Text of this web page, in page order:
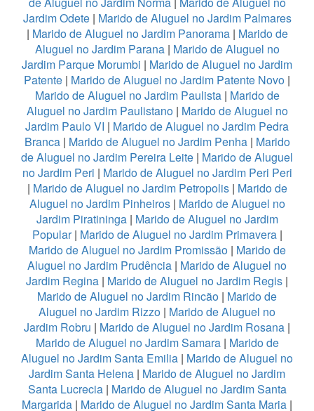
Jardim Odete| Marido de Aluguel no Jardim Palmares
| Marido de Aluguel no Jardim Panorama| Marido de
Aluguel no Jardim Parana| Marido de Aluguel no
Jardim Parque Morumbi | Marido de Aluguel no Jardim
Patente | Marido de Aluguel no Jardim Patente Novo |
Marido de Aluguel no Jardim Paulista| Marido de
Aluguel no Jardim Paulistano| Marido de Aluguel no
Jardim Paulo VI | Marido de Aluguel no Jardim Pedra
Branca| Marido de Aluguel no Jardim Penha| Marido
de Aluguel no Jardim Pereira Leite | Marido de Aluguel
no Jardim Peri | Marido de Aluguel no Jardim Peri Peri
| Marido de Aluguel no Jardim Petropolis| Marido de
Aluguel no Jardim Pinheiros| Marido de Aluguel no
Jardim Piratininga| Marido de Aluguel no Jardim
Popular| Marido de Aluguel no Jardim Primavera|
Marido de Aluguel no Jardim Promissão| Marido de
Aluguel no Jardim Prudência | Marido de Aluguel no
Jardim Regina | Marido de Aluguel no Jardim Regis |
Marido de Aluguel no Jardim Rincão | Marido de
Aluguel no Jardim Rizzo | Marido de Aluguel no
Jardim Robru | Marido de Aluguel no Jardim Rosana |
Marido de Aluguel no Jardim Samara| Marido de
Aluguel no Jardim Santa Emilia | Marido de Aluguel no
Jardim Santa Helena | Marido de Aluguel no Jardim
Santa Lucrecia| Marido de Aluguel no Jardim Santa
Margarida | Marido de Aluguel no Jardim Santa Maria |